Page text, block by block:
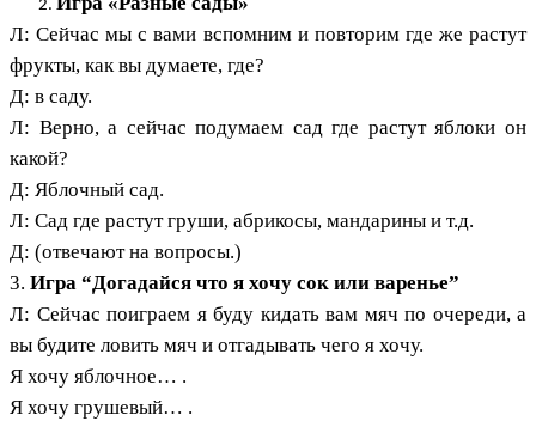
Л: Сейчас мы с вами вспомним и повторим где же растут
фрукты, как вы думаете, где?
Д: в саду.
Л: Верно, а сейчас подумаем сад где растут яблоки он
какой?
Д: Яблочный сад.
Л: Сад где растут груши, абрикосы, мандарины и т.д.
Д: (отвечают на вопросы.)
3. Игра “Догадайся что я хочу сок или варенье”
Л: Сейчас поиграем я буду кидать вам мяч по очереди, а
вы будите ловить мяч и отгадывать чего я хочу.
Я хочу яблочное… .
Я хочу грушевый… .